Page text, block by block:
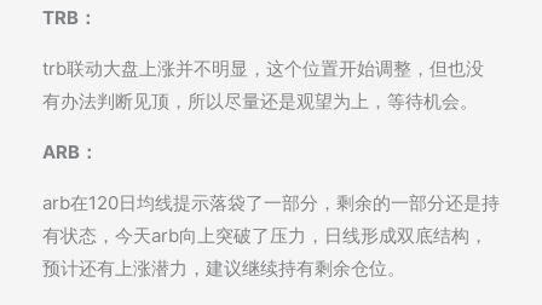
TRB：
trb联动大盘上涨并不明显，这个位置开始调整，但也没
有办法判断见顶，所以尽量还是观望为上，等待机会。
ARB：
arb在120日均线提示落袋了一部分，剩余的一部分还是持
有状态，今天arb向上突破了压力，日线形成双底结构，
预计还有上涨潜力，建议继续持有剩余仓位。